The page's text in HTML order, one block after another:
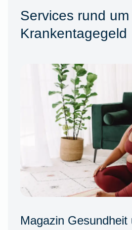
Services rund
Krankentagegeld
Magazin Gesundheit